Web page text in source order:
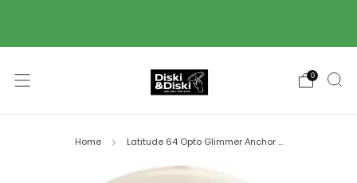
0
Home Latitude 64 Opto Glimmer Anchor ...